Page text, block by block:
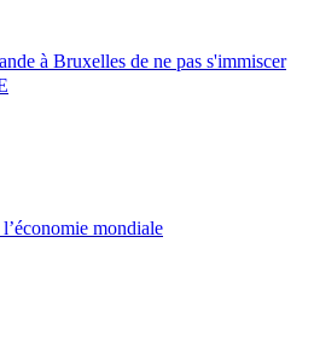
à Bruxelles de ne pas s'immiscer
mondiale